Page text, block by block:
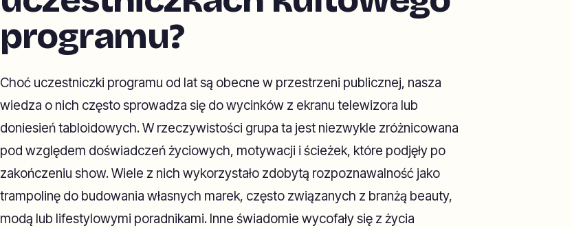
programu?
Choć uczestniczki programu od lat są obecne w przestrzeni publicznej, nasza
wiedza o nich często sprowadza się do wycinków z ekranu telewizora lub
doniesień tabloidowych. W rzeczywistości grupa ta jest niezwykle zróżnicowana
pod względem doświadczeń życiowych, motywacji i ścieżek, które podjęły po
zakończeniu show. Wiele z nich wykorzystało zdobytą rozpoznawalność jako
trampolinę do budowania własnych marek, często związanych z branżą beauty,
modą lub lifestylowymi poradnikami. Inne świadomie wycofały się z życia